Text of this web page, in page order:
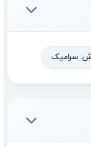
سرامیک